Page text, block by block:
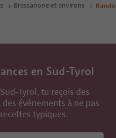
Bressanone et environs
en Sud-Tyrol
Tyrol, tu reçois des
événements à ne pas
typiques.